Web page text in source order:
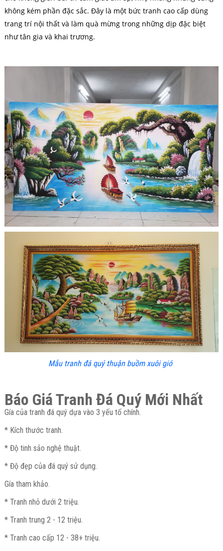
không kém phần đặc sắc. Đây là một bức tranh cao cấp dùng
trang trí nội thất và làm quà mừng trong những dịp đặc biệt
như tân gia và khai trương.
Mẫu tranh đá quý thuận buồm xuôi gió
Báo Giá Tranh Đá Quý Mới Nhất
Gía của tranh đá quý dựa vào 3 yếu tố chính.
* Kích thước tranh.
* Độ tinh sảo nghệ thuật.
* Độ đẹp của đá quý sử dụng.
Gía tham khảo.
* Tranh nhỏ dưới 2 triệu.
* Tranh trung 2 - 12 triệu.
* Tranh cao cấp 12 - 38+ triệu.